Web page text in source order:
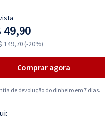
49,90
149,70 (-20%)
Comprar agora
de devolução do dinheiro em 7 dias.